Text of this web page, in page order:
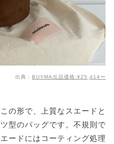
出典： BUYMA出品価格:¥25,414〜
の形で、上質なスエードと
型のバッグです。不規則で
ードにはコーティング処理